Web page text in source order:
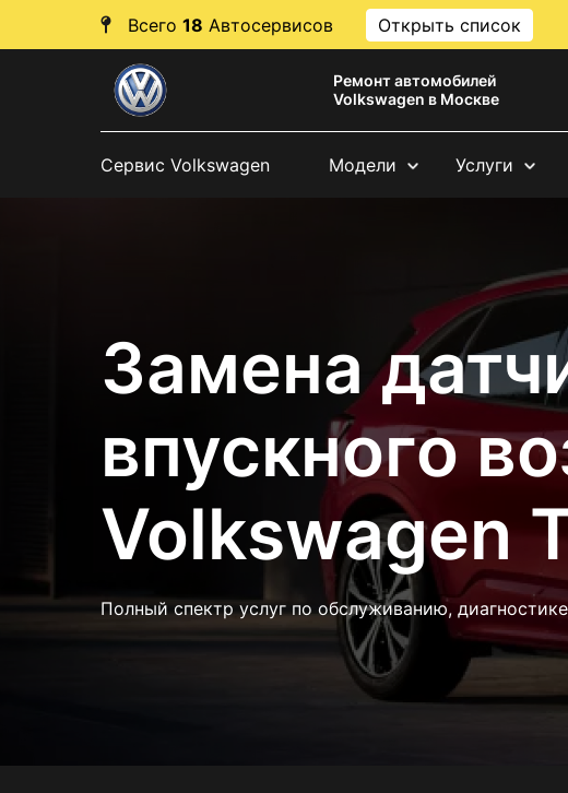
Всего 18 Автосервисов Открыть список
Ремонт автомобилей
Volkswagen в Москве
Сервис Volkswagen Модели Услуги
Замена
впускного
Volkswagen
Полный спектр услуг по обслуживанию,